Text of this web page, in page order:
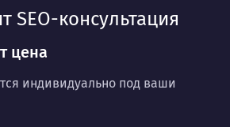
SEO-консультация
цена
индивидуально под ваши